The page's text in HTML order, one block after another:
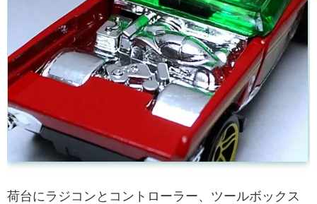
荷台にラジコンとコントローラー、ツールボックス